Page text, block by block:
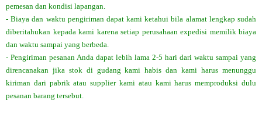
pemesan dan kondisi lapangan.
- Biaya dan waktu pengiriman dapat kami ketahui bila alamat lengkap sudah
diberitahukan kepada kami karena setiap perusahaan expedisi memilik biaya
dan waktu sampai yang berbeda.
- Pengiriman pesanan Anda dapat lebih lama 2-5 hari dari waktu sampai yang
direncanakan jika stok di gudang kami habis dan kami harus menunggu
kiriman dari pabrik atau supplier kami atau kami harus memproduksi dulu
pesanan barang tersebut.